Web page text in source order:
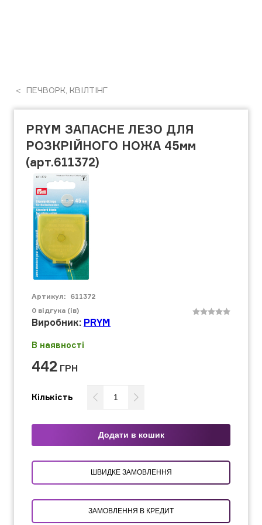
ПЕЧВОРК, КВІЛТІНГ
PRYM ЗАПАСНЕ ЛЕЗО ДЛЯ
РОЗКРІЙНОГО НОЖА 45мм
(арт.611372)
Артикул: 611372
0 відгука (ів)
Виробник: PRYM
В наявності
442 ГРН
Кількість
Додати в кошик
ШВИДКЕ ЗАМОВЛЕННЯ
ЗАМОВЛЕННЯ В КРЕДИТ